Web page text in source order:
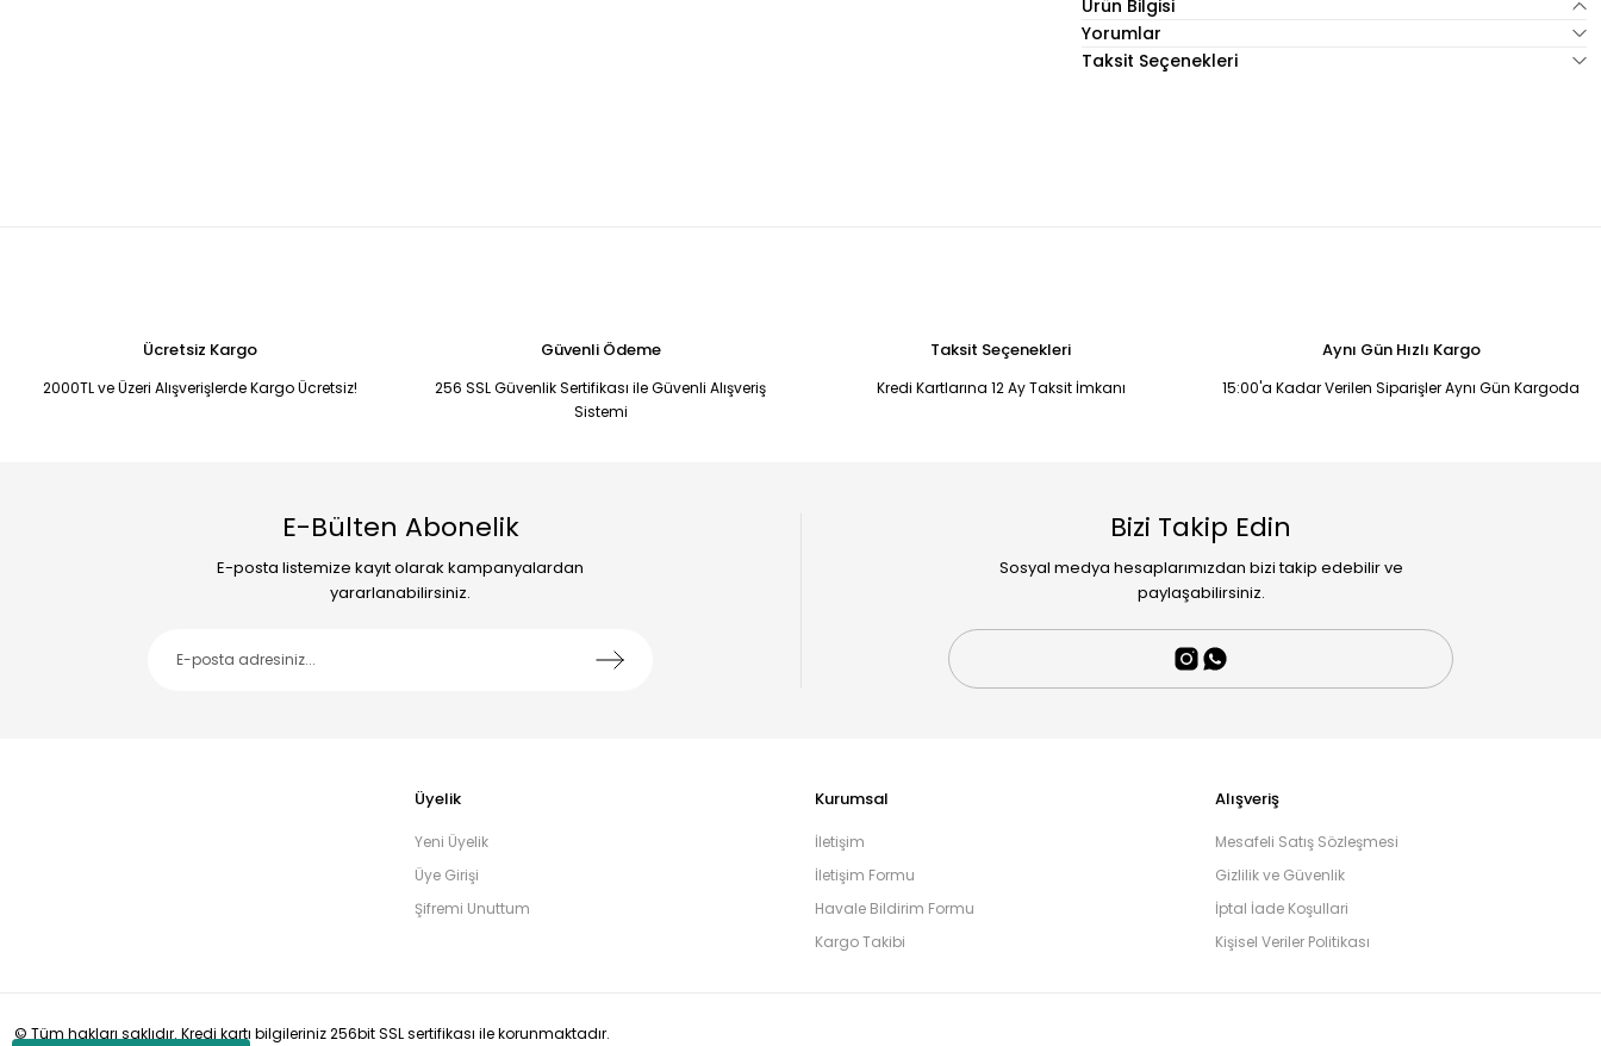
Ürün Bilgisi
Yorumlar
Taksit Seçenekleri
Ücretsiz Kargo
2000TL ve Üzeri Alışverişlerde Kargo Ücretsiz!
Güvenli Ödeme
256 SSL Güvenlik Sertifikası ile Güvenli Alışveriş
Sistemi
Taksit Seçenekleri
Kredi Kartlarına 12 Ay Taksit İmkanı
Aynı Gün Hızlı Kargo
15:00'a Kadar Verilen Siparişler Aynı Gün Kargoda
E-Bülten Abonelik
E-posta listemize kayıt olarak kampanyalardan
yararlanabilirsiniz.
Bizi Takip Edin
Sosyal medya hesaplarımızdan bizi takip edebilir ve
paylaşabilirsiniz.
Üyelik
Yeni Üyelik
Üye Girişi
Şifremi Unuttum
Kurumsal
İletişim
İletişim Formu
Havale Bildirim Formu
Kargo Takibi
Alışveriş
Mesafeli Satış Sözleşmesi
Gizlilik ve Güvenlik
İptal İade Koşullari
Kişisel Veriler Politikası
© Tüm hakları saklıdır. Kredi kartı bilgileriniz 256bit SSL sertifikası ile korunmaktadır.